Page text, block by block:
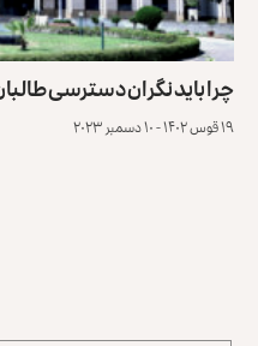
چرا باید نگران دسترسی
۱۹ قوس ۱۴۰۲ - ۱۰ دسمبر ۲۰۲۳